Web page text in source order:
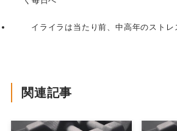
イライラは当たり前、中高年のスト
関連記事